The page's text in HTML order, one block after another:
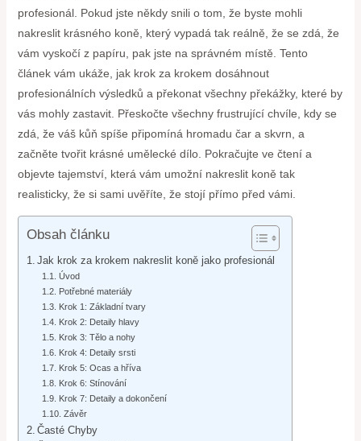
profesionál. Pokud jste někdy snili o tom, že byste mohli
nakreslit krásného koně, který vypadá tak reálně, že se zdá, že
vám vyskočí z papíru, pak jste na správném místě. Tento
článek vám ukáže, jak krok za krokem dosáhnout
profesionálních výsledků a překonat všechny překážky, které by
vás mohly zastavit. Přeskočte všechny frustrující chvíle, kdy se
zdá, že váš kůň spíše připomíná hromadu čar a skvrn, a
začněte tvořit krásné umělecké dílo. Pokračujte ve čtení a
objevte tajemství, která vám umožní nakreslit koně tak
realisticky, že si sami uvěříte, že stojí přímo před vámi.
Obsah článku
Jak krok za krokem nakreslit koně jako profesionál
Úvod
Potřebné materiály
Krok 1: Základní tvary
Krok 2: Detaily hlavy
Krok 3: Tělo a nohy
Krok 4: Detaily srsti
Krok 5: Ocas a hříva
Krok 6: Stínování
Krok 7: Detaily a dokončení
Závěr
Časté Chyby